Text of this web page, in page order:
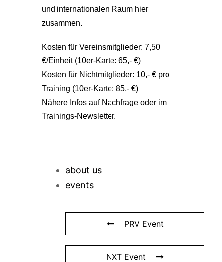
und internationalen Raum hier
zusammen.
Kosten für Vereinsmitglieder: 7,50
€/Einheit (10er-Karte: 65,- €)
Kosten für Nichtmitglieder: 10,- € pro
Training (10er-Karte: 85,- €)
Nähere Infos auf Nachfrage oder im
Trainings-Newsletter.
about us
events
PRV Event
NXT Event